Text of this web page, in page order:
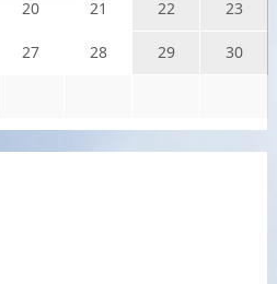
20 21 22 23
27 28 29 30